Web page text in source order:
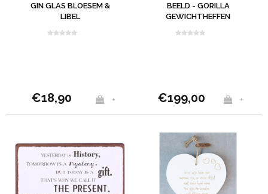
GIN GLAS BLOESEM &
LIBEL
€18,90 +
BEELD - GORILLA
GEWICHTHEFFEN
€199,00 +